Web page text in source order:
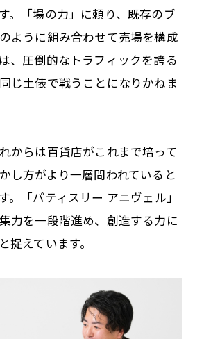
。「場の力」に頼り、既存のブ
ように組み合わせて売場を構成
、圧倒的なトラフィックを誇る
じ土俵で戦うことになりかねま
からは百貨店がこれまで培って
し方がより一層問われていると
。「パティスリー アニヴェル」
力を一段階進め、創造する力に
捉えています。